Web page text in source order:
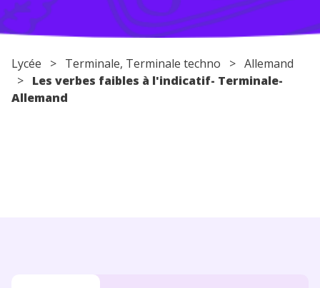
Conseils pour les parents
Lycée > Terminale, Terminale techno > Allemand
> Les verbes faibles à l'indicatif- Terminale-
Allemand